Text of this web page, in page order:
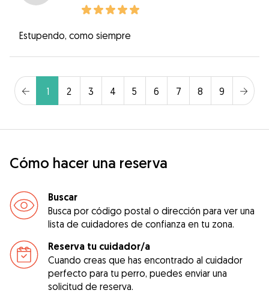
Estupendo, como siempre
1 2 3 4 5 6 7 8 9
Cómo hacer una reserva
Buscar
Busca por código postal o dirección para ver una
lista de cuidadores de confianza en tu zona.
Reserva tu cuidador/a
Cuando creas que has encontrado al cuidador
perfecto para tu perro, puedes enviar una
solicitud de reserva.